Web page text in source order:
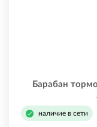
Барабан
наличие в сети